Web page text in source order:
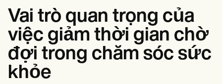
Vai trò quan trọng của
việc giảm thời gian chờ
đợi trong chăm sóc sức
khỏe